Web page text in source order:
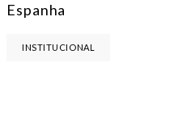
Espanha
INSTITUCIONAL